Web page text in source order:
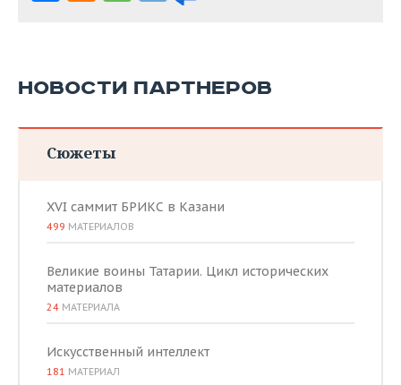
НОВОСТИ ПАРТНЕРОВ
Сюжеты
XVI саммит БРИКС в Казани
499 МАТЕРИАЛОВ
Великие воины Татарии. Цикл исторических
материалов
24 МАТЕРИАЛА
Искусственный интеллект
181 МАТЕРИАЛ